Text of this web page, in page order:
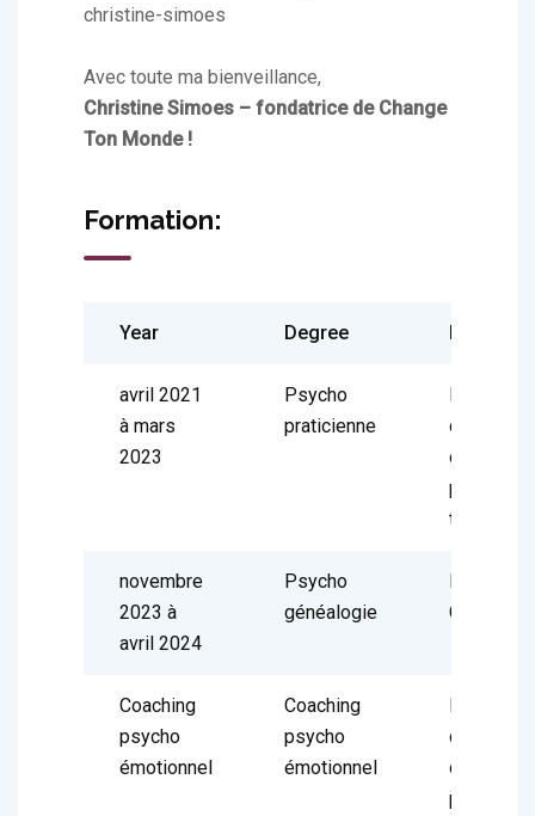
christine-simoes
Avec toute ma bienveillance,
Christine Simoes – fondatrice de Change
Ton Monde !
Formation:
Year Degree Institute
avril 2021
à mars
2023
Psycho
praticienne
EFPP
de
de
psycho
thérapie)
novembre
2023 à
avril 2024
Psycho
généalogie
Institut
Coaching
psycho
émotionnel
Coaching
psycho
émotionnel
EFPP
de
de
psycho